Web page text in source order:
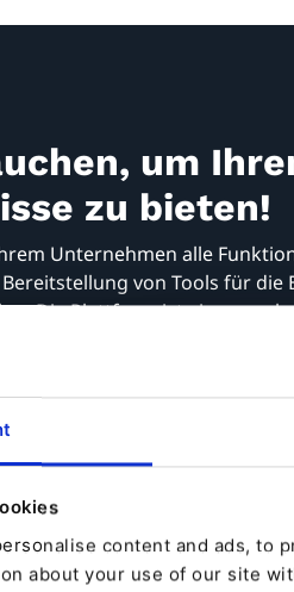
content and ads, to
about your use of our site
um
zu bieten!
Unternehmen alle
von Tools für
Die Plattform ist eine
Arbeitsumfeld
Product
Information
Management